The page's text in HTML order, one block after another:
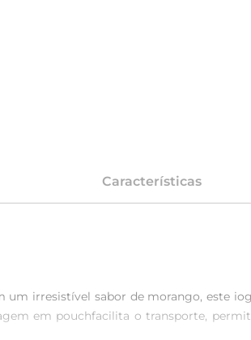
Características
um irresistível sabor de morango, este
em pouchfacilita o transporte,